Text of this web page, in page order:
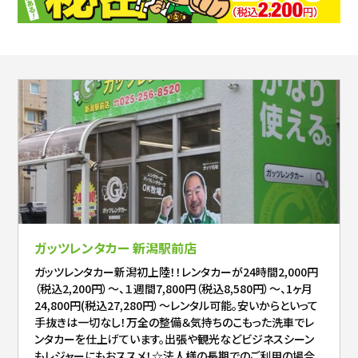
ガッツレンタカー 新潟駅前店
ガッツレンタカー新潟初上陸！！レンタカーが24時間2,000円
（税込2,200円）～、１週間7,800円（税込8,580円）～、1ヶ月
24,800円(税込27,280円）～レンタル可能。安いからといって
手抜きは一切なし！万全の整備＆気持ちのこもった洗車でレ
ンタカーを仕上げています。出張や観光などビジネスシーン